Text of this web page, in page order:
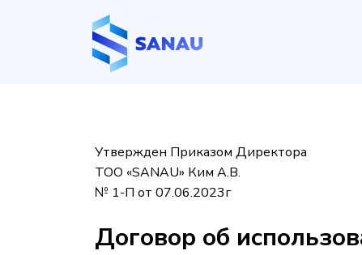
Утвержден Приказом Директора
ТОО «SANAU» Ким А.В.
№ 1-П от 07.06.2023г
Договор об